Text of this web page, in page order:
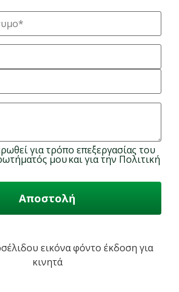
γιατρόπο επεξεργασίας του
μουκαι για την Πολιτική